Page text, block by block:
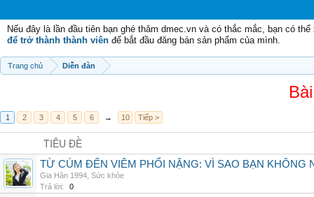
Nếu đây là lần đầu tiên bạn ghé thăm dmec.vn và có thắc mắc, bạn có
để trở thành thành viên để bắt đầu đăng bán sản phẩm của mình.
Trang chủ Diễn đàn
1 2 3 4 5 6 → 10 Tiếp >
TIÊU ĐỀ
TỪ CÚM ĐẾN VIÊM PHỔI NẶNG: VÌ SAO BẠN KHÔNG
Gia Hân 1994 Sức khỏe
Trả lời:
0